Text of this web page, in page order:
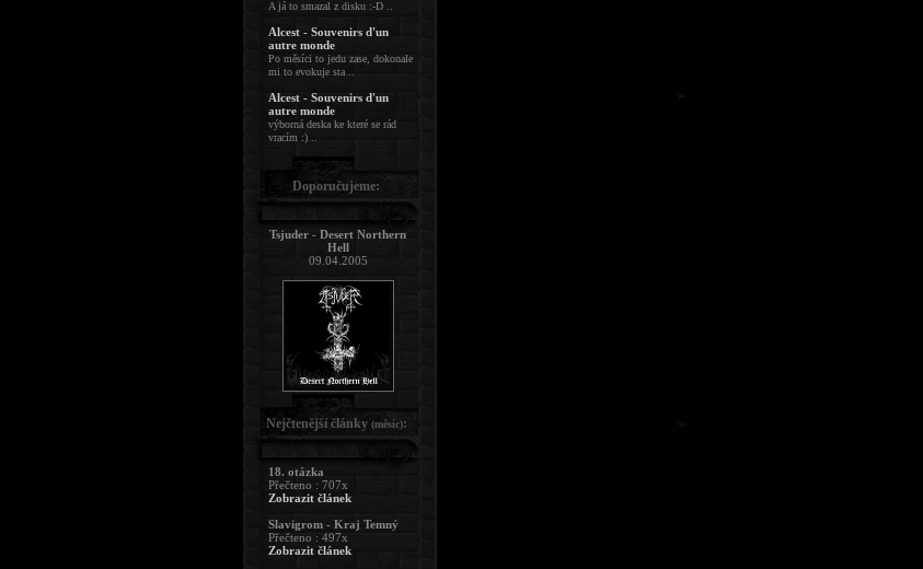
A já to smazal z disku :-D ..
Alcest - Souvenirs d'un
autre monde
Po měsíci to jedu zase, dokonale
mi to evokuje sta ..
Alcest - Souvenirs d'un
autre monde
výborná deska ke které se rád
vracím :) ..
Doporučujeme:
Tsjuder - Desert Northern
Hell
09.04.2005
Nejčtenější články (měsíc):
18. otázka
Přečteno : 707x
Zobrazit článek
Slavigrom - Kraj Temný
Přečteno : 497x
Zobrazit článek